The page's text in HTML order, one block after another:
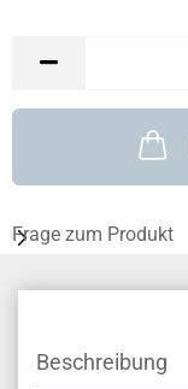
Frage zum Produkt
Beschreibung